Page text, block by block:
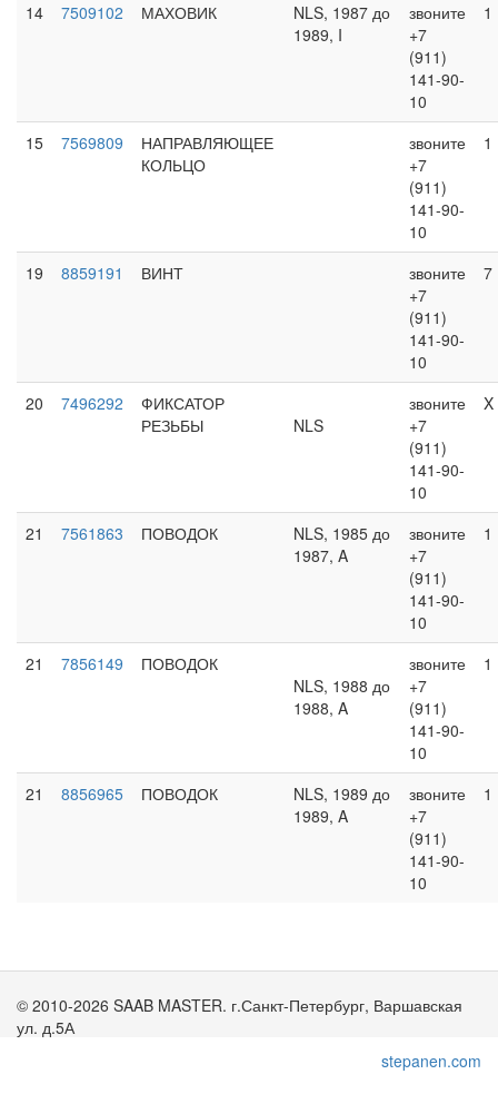
14 7509102 МАХОВИК
NLS, 1987 до
1989, I
звоните
+7
(911)
141-90-
10
1
15 7569809
НАПРАВЛЯЮЩЕЕ
КОЛЬЦО
звоните
+7
(911)
141-90-
10
1
19 8859191 ВИНТ
звоните
+7
(911)
141-90-
10
7
20 7496292
ФИКСАТОР
РЕЗЬБЫ
NLS
звоните
+7
(911)
141-90-
10
X
21 7561863 ПОВОДОК
NLS, 1985 до
1987, A
звоните
+7
(911)
141-90-
10
1
21 7856149
ПОВОДОК
NLS, 1988 до
1988, A
звоните
+7
(911)
141-90-
10
1
21 8856965 ПОВОДОК
NLS, 1989 до
1989, A
звоните
+7
(911)
141-90-
10
1
© 2010-2026 SAAB MASTER. г.Санкт-Петербург, Варшавская
ул. д.5А
stepanen.com